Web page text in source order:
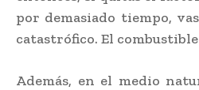
por demasiado tiempo,
catastrófico. El combustible
Además, en el medio